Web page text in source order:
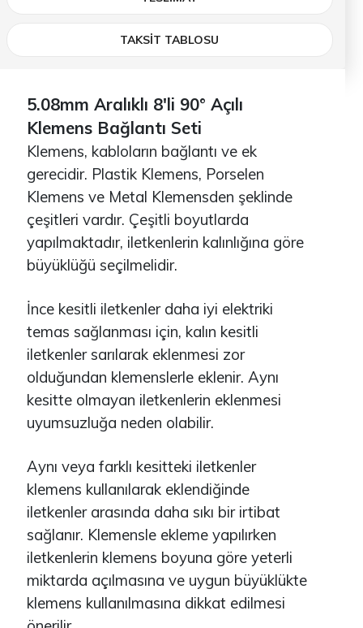
TAKSİT TABLOSU
5.08mm Aralıklı 8'li 90° Açılı
Klemens Bağlantı Seti
Klemens, kabloların bağlantı ve ek
gerecidir. Plastik Klemens, Porselen
Klemens ve Metal Klemensden şeklinde
çeşitleri vardır. Çeşitli boyutlarda
yapılmaktadır, iletkenlerin kalınlığına göre
büyüklüğü seçilmelidir.
İnce kesitli iletkenler daha iyi elektriki
temas sağlanması için, kalın kesitli
iletkenler sarılarak eklenmesi zor
olduğundan klemenslerle eklenir. Aynı
kesitte olmayan iletkenlerin eklenmesi
uyumsuzluğa neden olabilir.
Aynı veya farklı kesitteki iletkenler
klemens kullanılarak eklendiğinde
iletkenler arasında daha sıkı bir irtibat
sağlanır. Klemensle ekleme yapılırken
iletkenlerin klemens boyuna göre yeterli
miktarda açılmasına ve uygun büyüklükte
klemens kullanılmasına dikkat edilmesi